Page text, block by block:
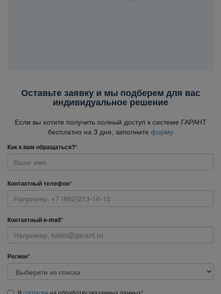
Оставьте заявку и мы подберем для вас
индивидуальное решение
Если вы хотите получить полный доступ к системе ГАРАНТ
есплатно на 3 дня, заполните форму
Как к вам обращаться?*
Контактный телефон*
Контактный e-mail*
Регион*
Я согласен на обработку указанных данных*